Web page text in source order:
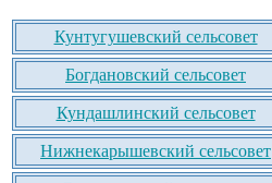
Кунтугушевский сельсовет
Богдановский сельсовет
Кундашлинский сельсовет
Нижнекарышевский сельсовет